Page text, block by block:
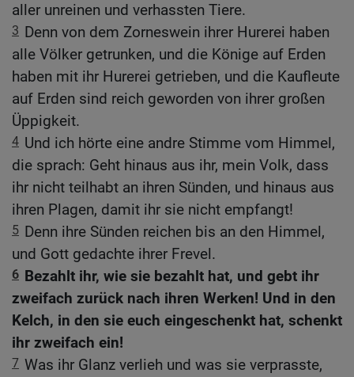
aller unreinen und verhassten Tiere.
3 Denn von dem Zorneswein ihrer Hurerei haben
alle Völker getrunken, und die Könige auf Erden
haben mit ihr Hurerei getrieben, und die Kaufleute
auf Erden sind reich geworden von ihrer großen
Üppigkeit.
4 Und ich hörte eine andre Stimme vom Himmel,
die sprach: Geht hinaus aus ihr, mein Volk, dass
ihr nicht teilhabt an ihren Sünden, und hinaus aus
ihren Plagen, damit ihr sie nicht empfangt!
5 Denn ihre Sünden reichen bis an den Himmel,
und Gott gedachte ihrer Frevel.
6 Bezahlt ihr, wie sie bezahlt hat, und gebt ihr
zweifach zurück nach ihren Werken! Und in den
Kelch, in den sie euch eingeschenkt hat, schenkt
ihr zweifach ein!
7 Was ihr Glanz verlieh und was sie verprasste,